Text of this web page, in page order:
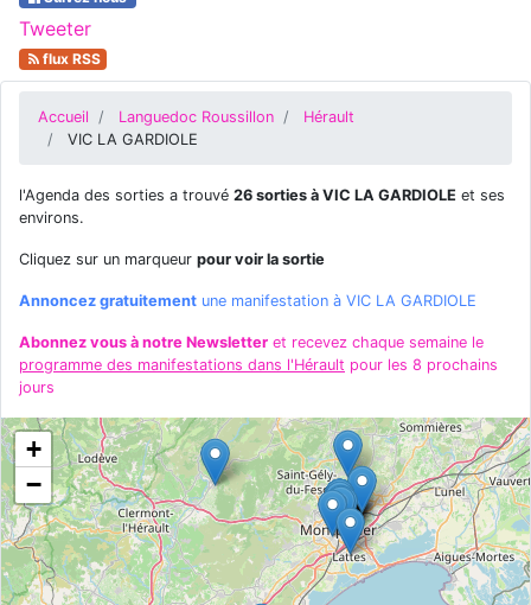
Tweeter
flux RSS
Accueil Languedoc Roussillon
Hérault
VIC LA GARDIOLE
l'Agenda des sorties a trouvé 26 sorties à VIC LA GARDIOLE et ses
environs.
Cliquez sur un marqueur pour voir la sortie
Annoncez gratuitement une manifestation à VIC LA GARDIOLE
Abonnez vous à notre Newsletter et recevez chaque semaine le
programme des manifestations dans l'Hérault pour les 8 prochains
jours
+
−